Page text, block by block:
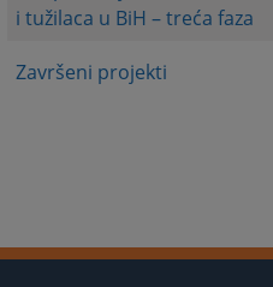
i tužilaca u BiH – treća faza
Završeni projekti